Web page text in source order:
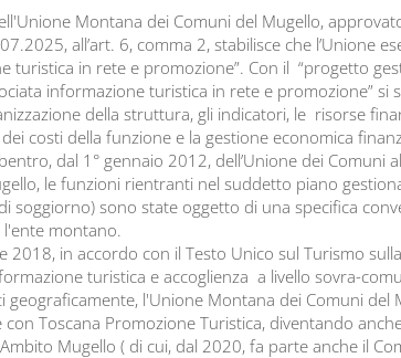
Montana dei Comuni del Mugello,
all’art. 6, comma 2, stabilisce che l’Unione
turistica in rete e promozione”. Con il “progetto
informazione turistica in rete e promozione” si
della struttura, gli indicatori, le risorse
costi della funzione e la gestione economica
dal 1° gennaio 2012, dell’Unione dei Comuni
le funzioni rientranti nel suddetto piano
soggiorno) sono state oggetto di una specifica
montano.
2018, in accordo con il Testo Unico sul Turismo
turistica e accoglienza a livello sovra-
geograficamente, l'Unione Montana dei Comuni del
con Toscana Promozione Turistica, diventando
Mugello ( di cui, dal 2020, fa parte anche il